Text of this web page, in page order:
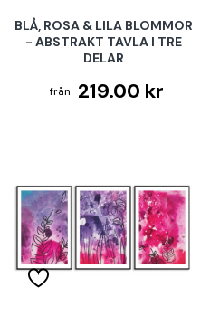
BLÅ, ROSA & LILA BLOMMOR
- ABSTRAKT TAVLA I TRE
DELAR
219.00 kr